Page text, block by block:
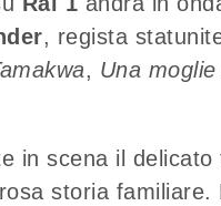
, regista
, Una
in scena il delicato
storia familiare.